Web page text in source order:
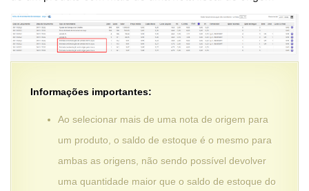
Informações importantes:
Ao selecionar mais de uma nota de origem para
um produto, o saldo de estoque é o mesmo para
ambas as origens, não sendo possível devolver
uma quantidade maior que o saldo de estoque do